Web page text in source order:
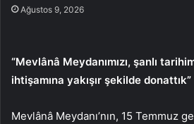
Ağustos 9, 2026
“Mevlânâ Meydanımızı, şanlı
ihtişamına yakışır şekilde donattık”
Mevlânâ Meydanı’nın, 15 Temmuz